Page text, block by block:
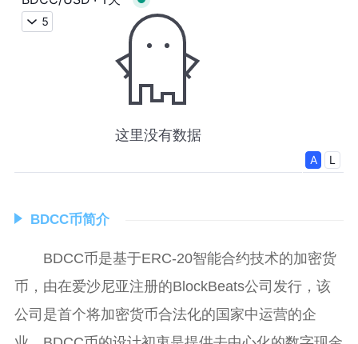
BDCC币简介
BDCC币是基于ERC-20智能合约技术的加密货
币，由在爱沙尼亚注册的BlockBeats公司发行，该
公司是首个将加密货币合法化的国家中运营的企